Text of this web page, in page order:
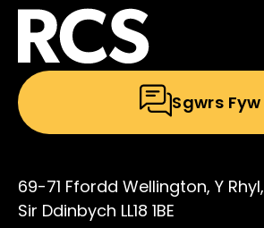
Sgwrs Fyw
69-71 Ffordd Wellington, Y Rhyl,
Sir Ddinbych LL18 1BE